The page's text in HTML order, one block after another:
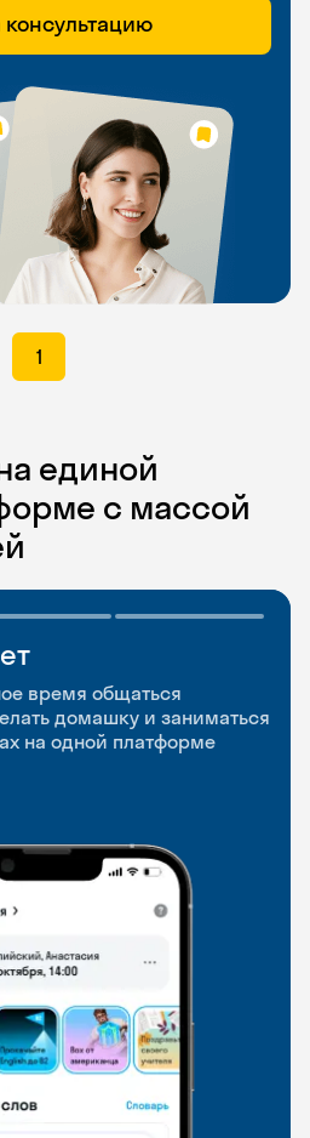
консультацию
1
единой
с массой
время общаться
домашку и заниматься
на одной платформе
новые слова где
разговорной практики
с преподавателями